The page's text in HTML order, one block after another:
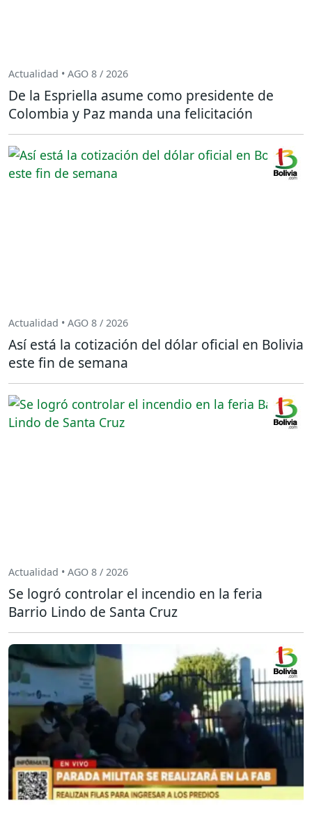
Actualidad • AGO 8 / 2026
De la Espriella asume como presidente de
Colombia y Paz manda una felicitación
Actualidad • AGO 8 / 2026
Así está la cotización del dólar oficial en Bolivia
este fin de semana
Actualidad • AGO 8 / 2026
Se logró controlar el incendio en la feria
Barrio Lindo de Santa Cruz